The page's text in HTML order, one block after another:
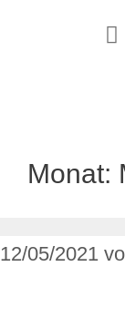
Monat:
12/05/2021